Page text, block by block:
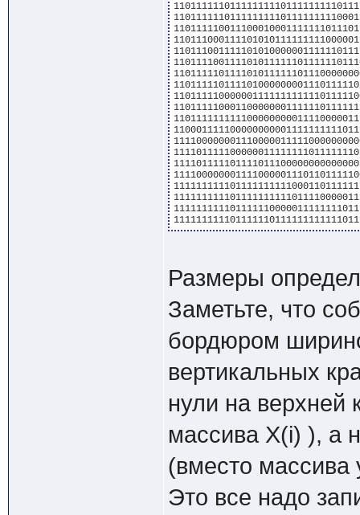
Размеры
Заметьте, что
бордюром
вертикальных
нули на верхней
массива X(i) ), а
(вместо массива
Это все надо